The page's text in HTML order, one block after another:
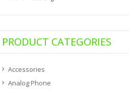
PRODUCT CATEGORIES
Accessories
Analog Phone